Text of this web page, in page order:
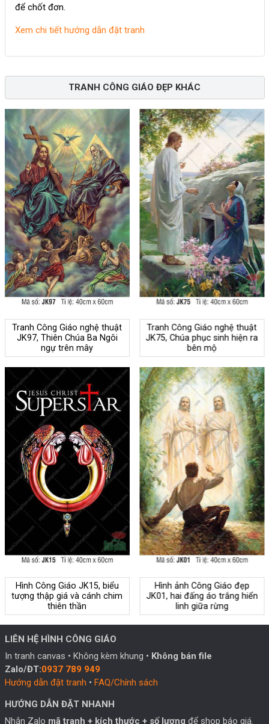
để chốt đơn.
Xem chi tiết hướng dẫn đặt tranh
TRANH CÔNG GIÁO ĐẸP KHÁC
Tranh Công Giáo nghệ thuật
JK97, Thiên Chúa Ba Ngôi
ngự trên mây
Tranh Công Giáo nghệ thuật
JK75, Chúa phục sinh hiện ra
bên mộ
Hình Công Giáo JK15, biểu
tượng thập giá và cánh chim
thiên thần
Hình ảnh Công Giáo đẹp
JK01, hai đấng áo trắng hiển
linh giữa rừng
LIÊN HỆ HÌNH CÔNG GIÁO
In tranh canvas • Không kèm khung • Không bán file
Zalo/ĐT:0937 789 949
Hướng dẫn đặt tranh • FAQ/Chính sách
HƯỚNG DẪN ĐẶT NHANH
Nhắn Zalo mã tranh + kích thước + số lượng để shop báo giá.